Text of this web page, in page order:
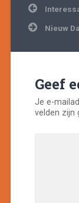
Bericht
navigatie
Nieuw
Geef
Je e-
velden zijn